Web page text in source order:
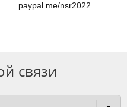
paypal.me/nsr2022
связи